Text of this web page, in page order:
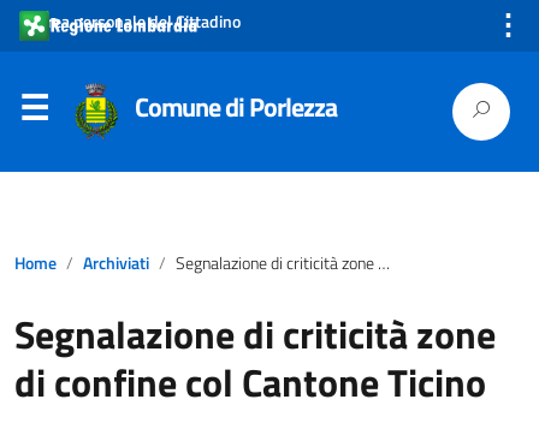
Area personale del Cittadino ⋮
Comune di Porlezza
Home Archiviati Segnalazione di criticità zone di confine col Cantone Ticino
Segnalazione di criticità zone
di confine col Cantone Ticino